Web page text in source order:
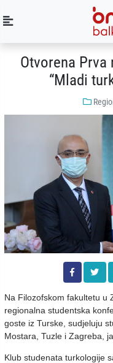
Otvorena
“Mladi
Na Filozofskom fakultetu u
regionalna studentska
goste iz Turske, sudjeluju
Mostara, Tuzle i Zagreba,
Klub studenata turkologije